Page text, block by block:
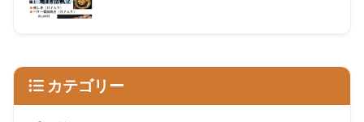
カテゴリー